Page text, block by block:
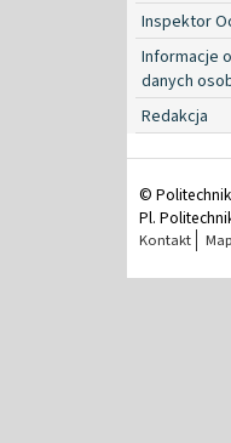
Inspektor
Informacje
danych
Redakcja
©
Pl.
Kontakt